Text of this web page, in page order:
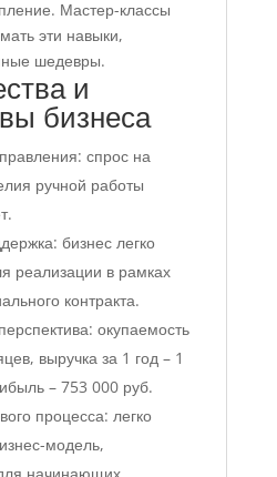
Мастер-классы
эти навыки,
шедевры.
и
бизнеса
спрос на
ручной работы
бизнес легко
реализации в рамках
контракта.
окупаемость
выручка за 1 год – 1
– 753 000 руб.
процесса: легко
модель,